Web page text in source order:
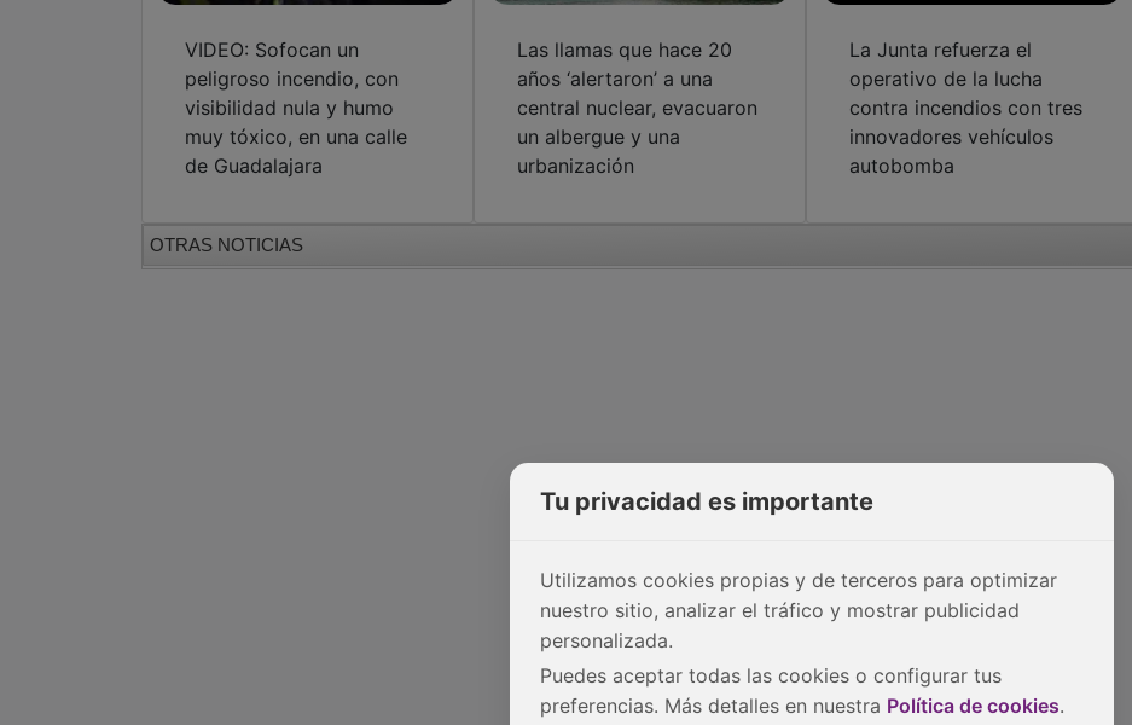
VIDEO: Sofocan un
peligroso incendio, con
visibilidad nula y humo
muy tóxico, en una calle
de Guadalajara
Las llamas que hace 20
años ‘alertaron’ a una
central nuclear, evacuaron
un albergue y una
urbanización
La Junta refuerza el
operativo de la lucha
contra incendios con tres
innovadores vehículos
autobomba
OTRAS NOTICIAS
Tu privacidad es importante
Utilizamos cookies propias y de terceros para optimizar
nuestro sitio, analizar el tráfico y mostrar publicidad
personalizada.
Puedes aceptar todas las cookies o configurar tus
preferencias. Más detalles en nuestra Política de cookies.